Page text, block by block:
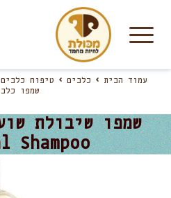
עמוד הבית כלבים טיפוח
שמפו
Shampoo